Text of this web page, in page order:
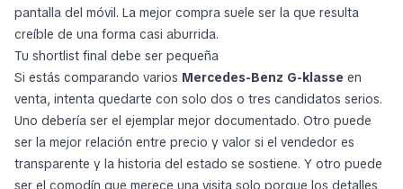
pantalla del móvil. La mejor compra suele ser la que resulta
creíble de una forma casi aburrida.
Tu shortlist final debe ser pequeña
Si estás comparando varios Mercedes-Benz G-klasse en
venta, intenta quedarte con solo dos o tres candidatos serios.
Uno debería ser el ejemplar mejor documentado. Otro puede
ser la mejor relación entre precio y valor si el vendedor es
transparente y la historia del estado se sostiene. Y otro puede
ser el comodín que merece una visita solo porque los detalles